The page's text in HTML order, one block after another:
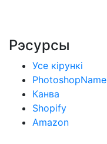
Рэсурсы
Усе кірункі
PhotoshopName
Канва
Shopify
Amazon